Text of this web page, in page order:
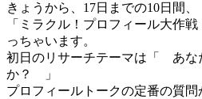
きょうから、17日までの10日間、
「ミラクル！プロフィール大作
っちゃいます。
初日のリサーチテーマは「 あな
か？ 」
プロフィールトークの定番の質